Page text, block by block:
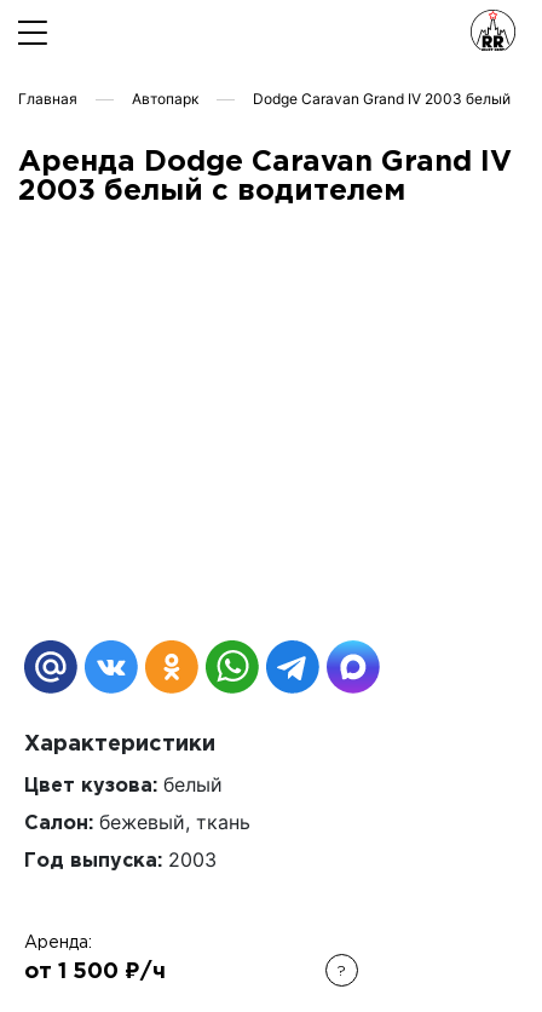
Главная Автопарк Dodge Caravan Grand IV 2003 белый
Аренда Dodge Caravan Grand IV
2003 белый с водителем
Характеристики
Цвет кузова: белый
Салон: бежевый, ткань
Год выпуска: 2003
Аренда:
от 1 500 ₽/ч ?